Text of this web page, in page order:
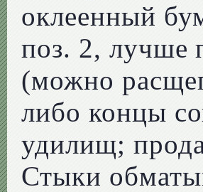
оклеенный
поз. 2, лучше
(можно
либо концы
удилищ;
Стыки